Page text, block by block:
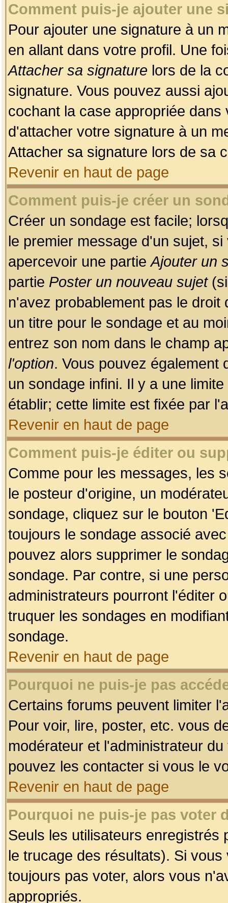
Comment puis-je ajouter une
Pour ajouter une signature à un
en allant dans votre profil. Une
Attacher sa signature lors de la
signature. Vous pouvez aussi
cochant la case appropriée
d'attacher votre signature à un
Attacher sa signature lors de sa
Revenir en haut de page
Comment puis-je créer un
Créer un sondage est facile;
le premier message d'un sujet,
apercevoir une partieAjouter un
partie Poster un nouveau sujet(si
n'avez probablement pas le
un titre pour le sondage et au
entrez son nom dans le champ
l'option. Vous pouvez également
un sondage infini. Il y a une
établir; cette limite est fixée par
Revenir en haut de page
Comment puis-je éditer ou
Comme pour les messages, les
le posteur d'origine, un
sondage, cliquez sur le bouton
toujours le sondage associé
pouvez alors supprimer le
sondage. Par contre, si une
administrateurs pourront l'éditer
truquer les sondages en
sondage.
Revenir en haut de page
Pourquoi ne puis-je pas
Certains forums peuvent limiter
Pour voir, lire, poster, etc. vous
modérateur et l'administrateur
pouvez les contacter si vous le
Revenir en haut de page
Pourquoi ne puis-je pas voter
Seuls les utilisateurs enregistrés
le trucage des résultats). Si
toujours pas voter, alors vous
appropriés.